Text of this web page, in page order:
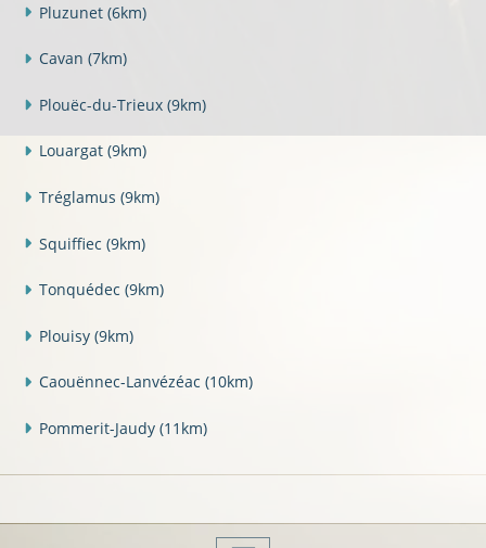
Pluzunet (6km)
Cavan (7km)
Plouëc-du-Trieux (9km)
Louargat (9km)
Tréglamus (9km)
Squiffiec (9km)
Tonquédec (9km)
Plouisy (9km)
Caouënnec-Lanvézéac (10km)
Pommerit-Jaudy (11km)